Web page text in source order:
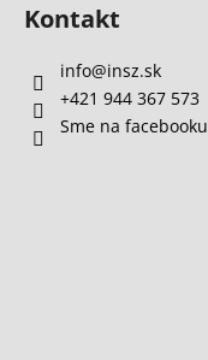
Kontakt
info@insz.sk
+421 944 367 573
Sme na facebooku